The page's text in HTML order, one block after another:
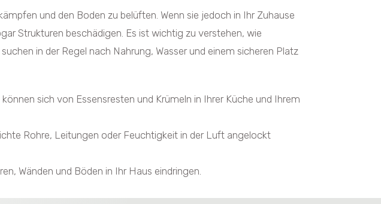
und den Boden zu belüften. Wenn sie jedoch in Ihr Zuhause
Strukturen beschädigen. Es ist wichtig zu verstehen, wie
in der Regel nach Nahrung, Wasser und einem sicheren Platz
sich von Essensresten und Krümeln in Ihrer Küche und Ihrem
Rohre, Leitungen oder Feuchtigkeit in der Luft angelockt
Wänden und Böden in Ihr Haus eindringen.